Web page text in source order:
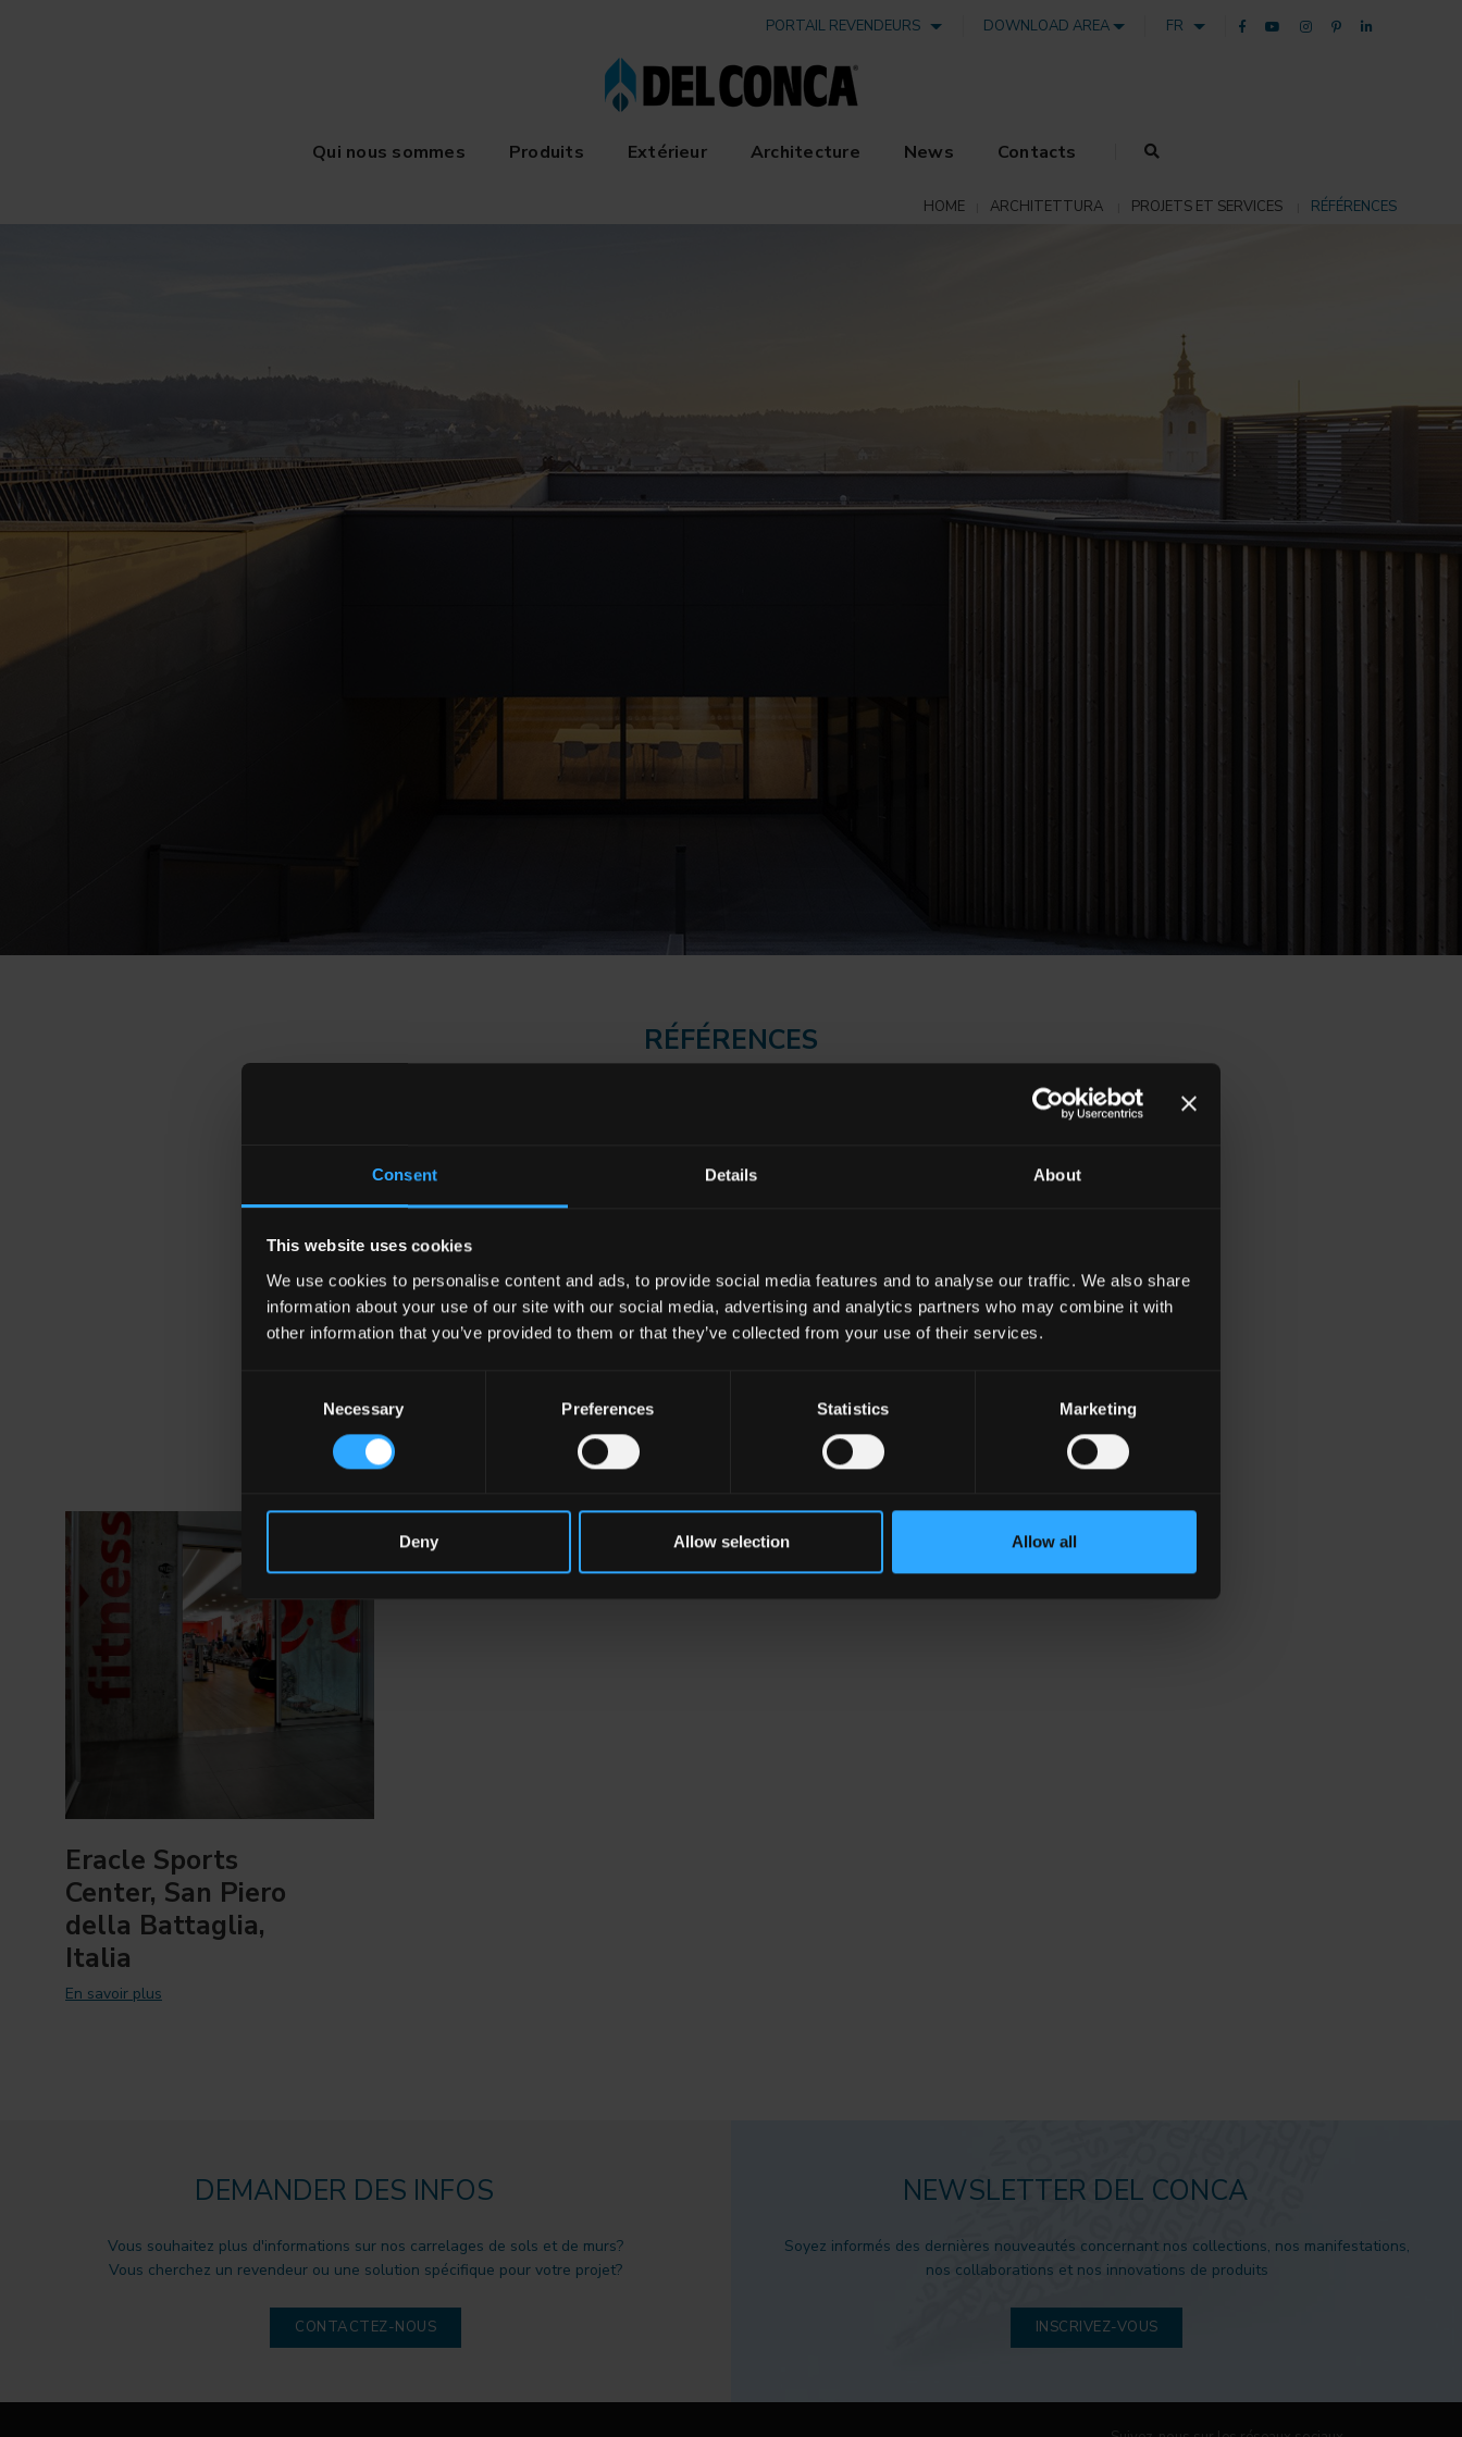
Consent Details About
This website uses cookies
We use cookies to personalise content and ads, to provide social media features and to analyse our traffic. We also share
information about your use of our site with our social media, advertising and analytics partners who may combine it with
other information that you’ve provided to them or that they’ve collected from your use of their services.
Necessary Preferences Statistics Marketing
Deny Allow selection Allow all
PORTAIL REVENDEURS DOWNLOAD AREA FR
Qui nous sommes Produits Extérieur Architecture News Contacts
HOME ARCHITETTURA PROJETS ET SERVICES RÉFÉRENCES
RÉFÉRENCES
Hôtels de design, restaurants, espaces publics, centres d'affaires, résidences privées, bâtiments sportifs et piscines. Toutes les
références italiennes et mondiales qui mettent vos projets en valeur.
TÉLÉCHARGER LE DOCUMENT
Eracle Sports
Center, San Piero
della Battaglia,
Italia
En savoir plus
DEMANDER DES INFOS
Vous souhaitez plus d'informations sur nos carrelages de sols et de murs?
Vous cherchez un revendeur ou une solution spécifique pour votre projet?
CONTACTEZ-NOUS
NEWSLETTER DEL CONCA
Soyez informés des dernières nouveautés concernant nos collections, nos manifestations,
nos collaborations et nos innovations de produits
INSCRIVEZ-VOUS